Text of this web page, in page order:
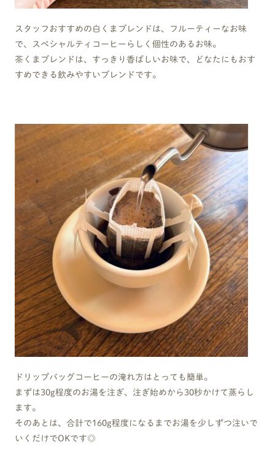
スタッフおすすめの白くまブレンドは、フルーティーなお味
で、スペシャルティコーヒーらしく個性のあるお味。
茶くまブレンドは、すっきり香ばしいお味で、どなたにもおす
すめできる飲みやすいブレンドです。
ドリップバッグコーヒーの淹れ方はとっても簡単。
まずは30g程度のお湯を注ぎ、注ぎ始めから30秒かけて蒸らし
ます。
そのあとは、合計で160g程度になるまでお湯を少しずつ注いで
いくだけでOKです◎